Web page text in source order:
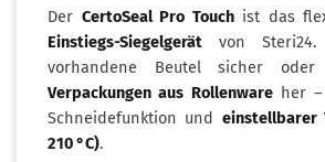
Der CertoSeal Pro Touchist das
Einstiegs-Siegelgerät von Steri24.
vorhandene Beutel sicher
Verpackungen aus Rollenwareher –
Schneidefunktion und einstellbarer
210 °C).